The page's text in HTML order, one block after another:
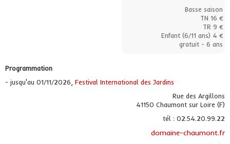
Basse saison
TN 16 €
TR 9 €
Enfant (6/11 ans) 4 €
gratuit - 6 ans
Programmation
- jusqu'au 01/11/2026, Festival International des Jardins
Rue des Argillons
41150 Chaumont sur Loire (F)
tél : 02.54.20.99.22
domaine-chaumont.fr